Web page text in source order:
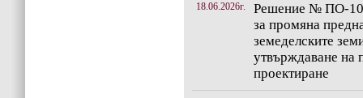
18.06.2026г.
Решение № ПО-
за промяна
земеделските
утвърждаване на
проектиране